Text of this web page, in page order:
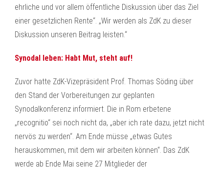
ehrliche und vor allem öffentliche Diskussion über das Ziel
einer gesetzlichen Rente“. „Wir werden als ZdK zu dieser
Diskussion unseren Beitrag leisten.“
Synodal leben: Habt Mut, steht auf!
Zuvor hatte ZdK-Vizepräsident Prof. Thomas Söding über
den Stand der Vorbereitungen zur geplanten
Synodalkonferenz informiert. Die in Rom erbetene
„recognitio“ sei noch nicht da, „aber ich rate dazu, jetzt nicht
nervös zu werden“. Am Ende müsse „etwas Gutes
herauskommen, mit dem wir arbeiten können“. Das ZdK
werde ab Ende Mai seine 27 Mitglieder der